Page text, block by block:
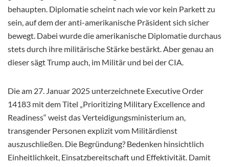
behaupten. Diplomatie scheint nach wie vor kein Parkett zu
sein, auf dem der anti-amerikanische Präsident sich sicher
bewegt. Dabei wurde die amerikanische Diplomatie durchaus
stets durch ihre militärische Stärke bestärkt. Aber genau an
dieser sägt Trump auch, im Militär und bei der CIA.
Die am 27. Januar 2025 unterzeichnete Executive Order
14183 mit dem Titel „Prioritizing Military Excellence and
Readiness“ weist das Verteidigungsministerium an,
transgender Personen explizit vom Militärdienst
auszuschließen. Die Begründung? Bedenken hinsichtlich
Einheitlichkeit, Einsatzbereitschaft und Effektivität. Damit